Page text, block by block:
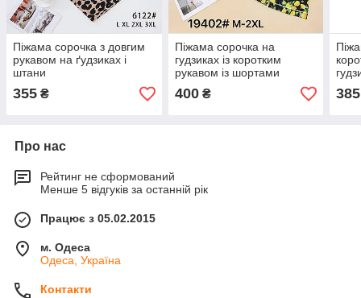
Піжама сорочка з довгим
рукавом на ґудзиках і
штани
355 ₴
Піжама сорочка на
гудзиках із коротким
рукавом із шортами
400₴ 385
Про нас
Рейтинг не сформований
Менше 5 відгуків за останній рік
Працює з 05.02.2015
м. Одеса
Одеса, Україна
Контакти